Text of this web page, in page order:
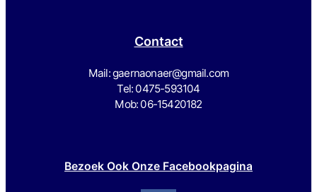
Contact
Mail: gaernaonaer@gmail.com
Tel: 0475-593104
Mob: 06-15420182
Bezoek Ook Onze Facebookpagina